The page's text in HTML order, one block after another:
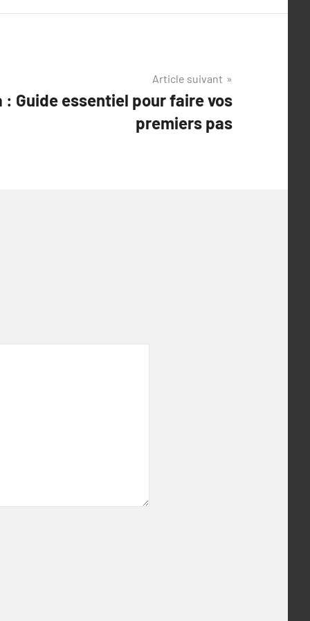
Article suivant
: Guide essentiel pour faire vos
premiers pas